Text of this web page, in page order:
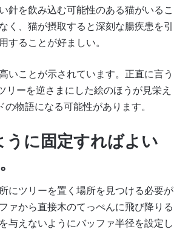
針を飲み込む可能性のある猫がいるこ
く、猫が摂取すると深刻な腸疾患を引
することが好ましい。
いことが示されています。正直に言う
ーを逆さまにした絵のほうが見栄え
物語になる可能性があります。
に固定すればよい
にツリーを置く場所を見つける必要が
ァから直接木のてっぺんに飛び降りる
与えないようにバッファ半径を設定し